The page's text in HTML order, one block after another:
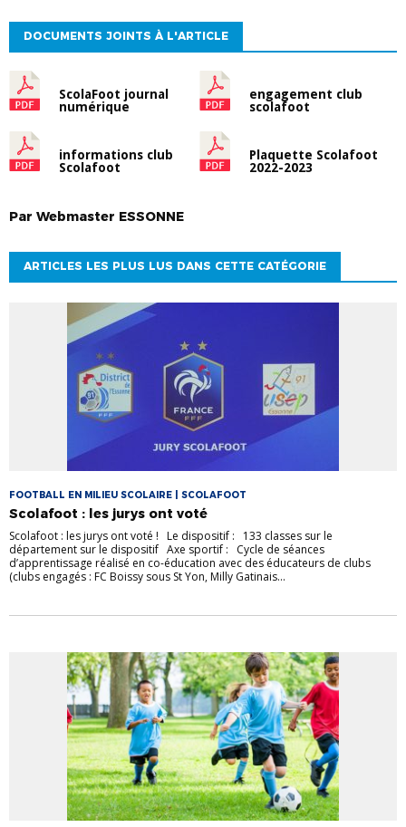
DOCUMENTS JOINTS À L'ARTICLE
ScolaFoot journal
numérique
engagement club
scolafoot
informations club
Scolafoot
Plaquette Scolafoot
2022-2023
Par Webmaster ESSONNE
ARTICLES LES PLUS LUS DANS CETTE CATÉGORIE
FOOTBALL EN MILIEU SCOLAIRE | SCOLAFOOT
Scolafoot : les jurys ont voté
Scolafoot : les jurys ont voté ! Le dispositif : 133 classes sur le
département sur le dispositif Axe sportif : Cycle de séances
d’apprentissage réalisé en co-éducation avec des éducateurs de clubs
(clubs engagés : FC Boissy sous St Yon, Milly Gatinais...